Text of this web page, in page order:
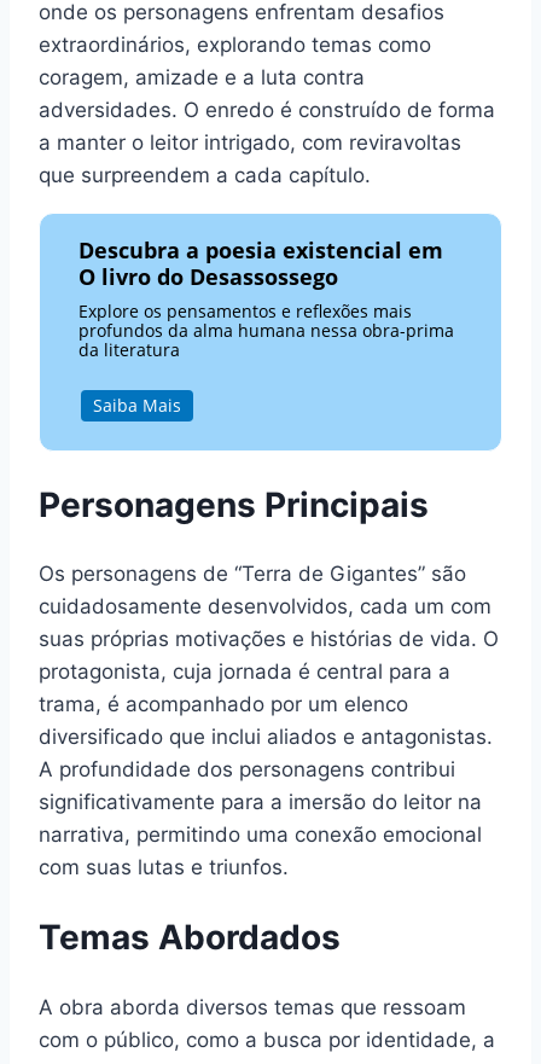
onde os personagens enfrentam desafios
extraordinários, explorando temas como
coragem, amizade e a luta contra
adversidades. O enredo é construído de forma
a manter o leitor intrigado, com reviravoltas
que surpreendem a cada capítulo.
Descubra a poesia existencial em
O livro do Desassossego
Explore os pensamentos e reflexões mais
profundos da alma humana nessa obra-prima
da literatura
Saiba Mais
Personagens Principais
Os personagens de “Terra de Gigantes” são
cuidadosamente desenvolvidos, cada um com
suas próprias motivações e histórias de vida. O
protagonista, cuja jornada é central para a
trama, é acompanhado por um elenco
diversificado que inclui aliados e antagonistas.
A profundidade dos personagens contribui
significativamente para a imersão do leitor na
narrativa, permitindo uma conexão emocional
com suas lutas e triunfos.
Temas Abordados
A obra aborda diversos temas que ressoam
com o público, como a busca por identidade, a